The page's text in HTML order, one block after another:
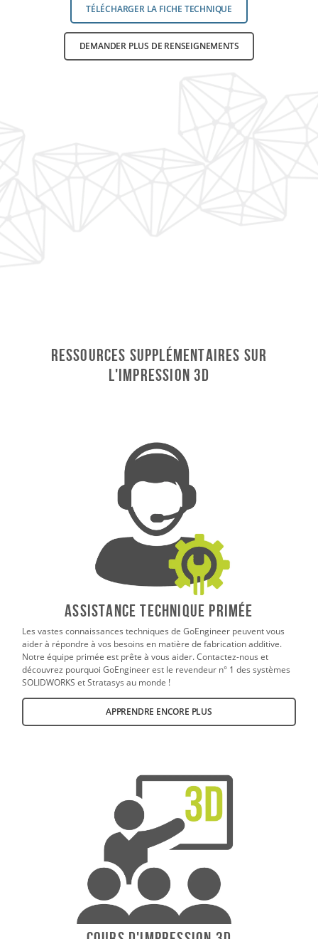
TÉLÉCHARGER LA FICHE TECHNIQUE
DEMANDER PLUS DE RENSEIGNEMENTS
Ressources supplémentaires sur
l'impression 3D
ASSISTANCE TECHNIQUE PRIMÉE
Les vastes connaissances techniques de GoEngineer peuvent vous
aider à répondre à vos besoins en matière de fabrication additive.
Notre équipe primée est prête à vous aider. Contactez-nous et
découvrez pourquoi GoEngineer est le revendeur n° 1 des systèmes
SOLIDWORKS et Stratasys au monde !
APPRENDRE ENCORE PLUS